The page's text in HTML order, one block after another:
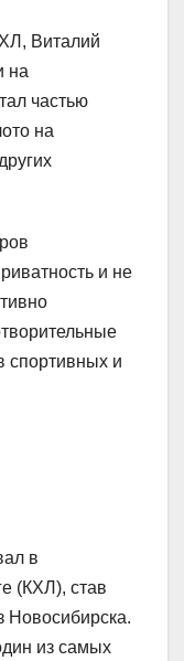
Виталий
на
частью
на
и не
спортивных и
в
(КХЛ), став
Новосибирска.
из самых